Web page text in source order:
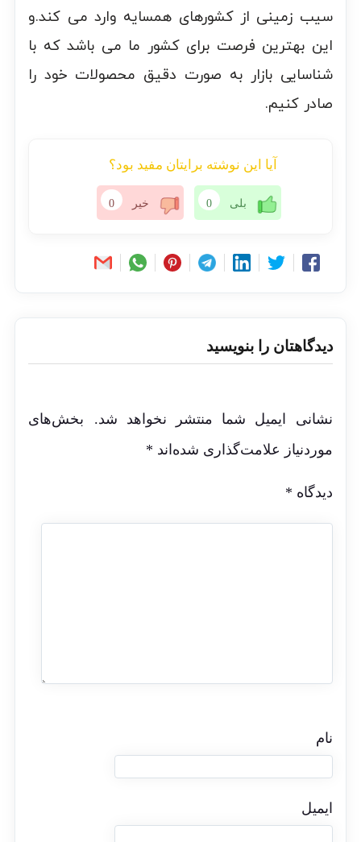
سیب زمینی از کشورهای همسایه وارد می کند.و
این بهترین فرصت برای کشور ما می باشد که با
شناسایی بازار به صورت دقیق محصولات خود را
صادر کنیم.
آیا این نوشته برایتان مفید بود؟
بلی 0 خیر 0
دیدگاهتان را بنویسید
نشانی ایمیل شما منتشر نخواهد شد.
بخش‌های
موردنیاز علامت‌گذاری شده‌اند *
دیدگاه *
نام
ایمیل